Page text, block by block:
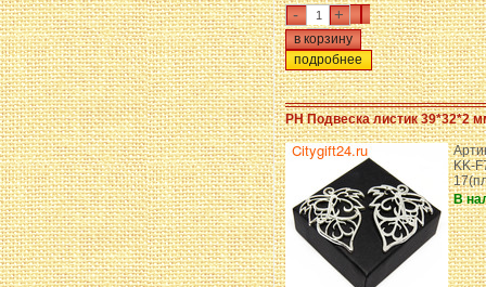
- +
подробнее
PH Подвеска листик 39*32*2
KK-
В